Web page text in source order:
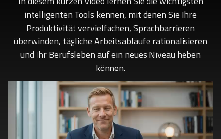
intelligenten Tools kennen, mit denen Sie Ihre
Produktivität vervielfachen, Sprachbarrieren
überwinden, tägliche Arbeitsabläufe rationalisieren
und Ihr Berufsleben auf ein neues Niveau heben
können.